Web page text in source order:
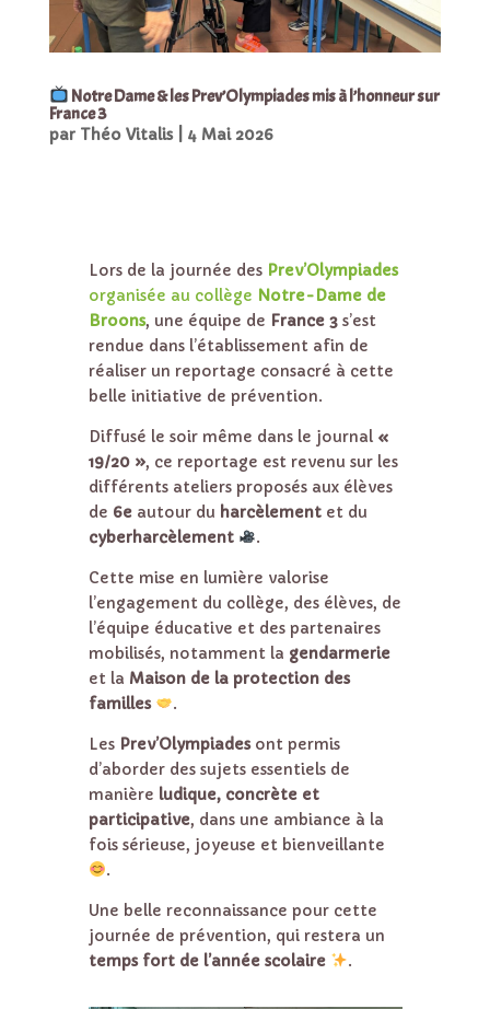
Notre Dame & les Prev’Olympiades mis à l’honneur sur
France 3
par Théo Vitalis| 4 Mai 2026
Lors de la journée des Prev’Olympiades
organisée au collège Notre-Dame de
Broons, une équipe de France 3s’est
rendue dans l’établissement afin de
réaliser un reportage consacré à cette
belle initiative de prévention.
Diffusé le soir même dans le journal «
19/20 », ce reportage est revenu sur les
différents ateliers proposés aux élèves
de 6eautour du harcèlementet du
cyberharcèlement
.
Cette mise en lumière valorise
l’engagement du collège, des élèves, de
l’équipe éducative et des partenaires
mobilisés, notamment la gendarmerie
et la Maison de la protection des
familles
.
Les Prev’Olympiadesont permis
d’aborder des sujets essentiels de
manière ludique, concrète et
participative, dans une ambiance à la
fois sérieuse, joyeuse et bienveillante
.
Une belle reconnaissance pour cette
journée de prévention, qui restera un
temps fort de l’année scolaire
.